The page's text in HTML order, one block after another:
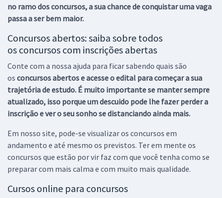
no ramo dosconcursos, a sua chance de conquistar uma vaga
passa a ser bem maior.
Concursos abertos: saiba sobre todos
os concursos com inscrições abertas
Conte com a nossa ajuda para ficar sabendo quais são
os concursos abertos e acesse o edital para começar a sua
trajetória de estudo. É muito importante se manter sempre
atualizado, isso porque um descuido pode lhe fazer perder a
inscrição e ver o seu sonho se distanciando ainda mais.
Em nosso site, pode-se visualizar os concursos em
andamento e até mesmo os previstos. Ter em mente os
concursos que estão por vir faz com que você tenha como se
preparar com mais calma e com muito mais qualidade.
Cursos online para concursos